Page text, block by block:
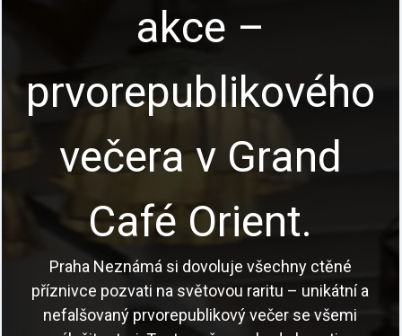
akce –
prvorepublikového
večera v Grand
Café Orient.
Praha Neznámá si dovoluje všechny ctěné
příznivce pozvati na světovou raritu – unikátní a
nefalšovaný prvorepublikový večer se všemi